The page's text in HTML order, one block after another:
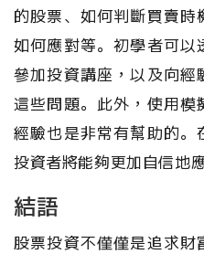
的股票、如何判斷買賣
如何應對等。初學者可以
參加投資講座，以及向
這些問題。此外，使用
經驗也是非常有幫助的。
投資者將能夠更加自信地
結語
股票投資不僅僅是追求